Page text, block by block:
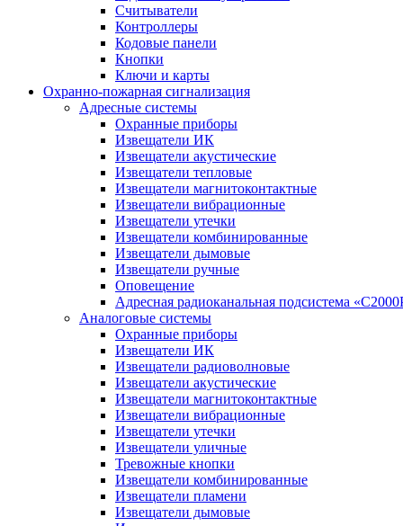
Считыватели
Контроллеры
Кодовые панели
Кнопки
Ключи и карты
Охранно-пожарная сигнализация
Адресные системы
Охранные приборы
Извещатели ИК
Извещатели акустические
Извещатели тепловые
Извещатели магнитоконтактные
Извещатели вибрационные
Извещатели утечки
Извещатели комбинированные
Извещатели дымовые
Извещатели ручные
Оповещение
Адресная радиоканальная подсистема
Аналоговые системы
Охранные приборы
Извещатели ИК
Извещатели радиоволновые
Извещатели акустические
Извещатели магнитоконтактные
Извещатели вибрационные
Извещатели утечки
Извещатели уличные
Тревожные кнопки
Извещатели комбинированные
Извещатели пламени
Извещатели дымовые